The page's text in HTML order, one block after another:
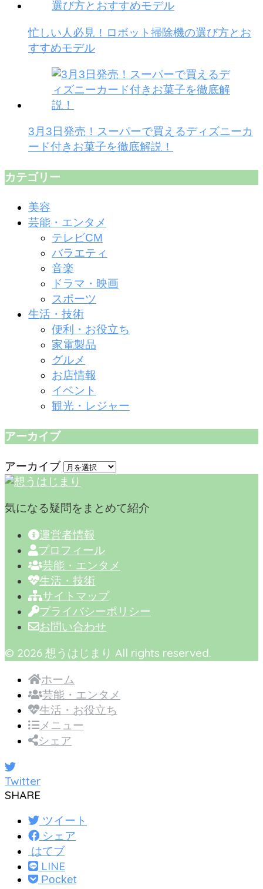
忙しい人必見！ロボット掃除機の選び方とお
すすめモデル
3月3日発売！スーパーで買えるディズニーカ
ード付きお菓子を徹底解説！
カテゴリー
美容
芸能・エンタメ
テレビCM
バラエティ
音楽
ドラマ・映画
スポーツ
生活・技術
便利・お役立ち
家電製品
グルメ
お店情報
イベント
観光・レジャー
アーカイブ
アーカイブ
気になる疑問をまとめて紹介
運営者情報
プロフィール
芸能・エンタメ
生活・技術
サイトマップ
プライバシーポリシー
お問い合わせ
© 2026 想うはじまり All rights reserved.
ホーム
芸能・エンタメ
生活・お役立ち
メニュー
シェア
Twitter
SHARE
ツイート
シェア
はてブ
LINE
Pocket